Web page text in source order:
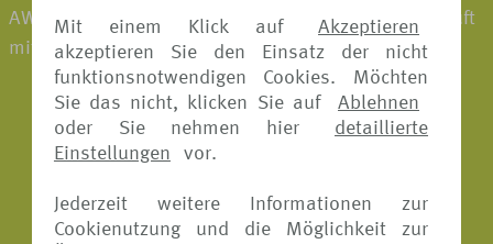
Mit einem Klick auf
Akzeptieren
akzeptieren Sie den Einsatz der nicht
funktionsnotwendigen Cookies. Möchten
Sie das nicht, klicken Sie auf
Ablehnen
oder Sie nehmen hier
detaillierte
Einstellungen
vor.
Jederzeit weitere Informationen zur
Cookienutzung und die Möglichkeit zur
AWP P&C S.A., Niederlassung für Deutschland verkauft
mit Sitz in der Königinstr. 28 in München.